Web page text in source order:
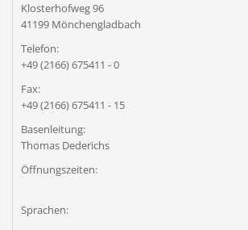
Klosterhofweg 96
41199 Mönchengladbach
Telefon:
+49 (2166) 675411 - 0
Fax:
+49 (2166) 675411 - 15
Basenleitung:
Thomas Dederichs
Öffnungszeiten:
Sprachen: